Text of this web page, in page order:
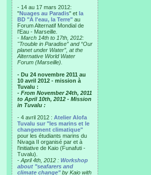
- 14 au 17 mars 2012:
"Nuages au Paradis" et la
BD "A l'eau, la Terre" au
Forum Alternatif Mondial de
l'Eau - Marseille.
- March 14th to 17th, 2012:
"Trouble in Paradise” and “Our
planet under Water”, at the
Alternative World Water
Forum (Marseille).
- Du 24 novembre 2011 au
10 avril 2012 - mission à
Tuvalu :
- From November 24th, 2011
to April 10th, 2012 - Mission
in Tuvalu :
- 4 avril 2012 : Atelier Alofa
Tuvalu sur "les marins et le
changement climatique"
pour les étudiants marins du
Nivaga II organisé par et à
l'initiative de Kaio (Funafuti -
Tuvalu).
- April 4th, 2012 : Workshop
about "seafarers and
climate change"by Kaio with